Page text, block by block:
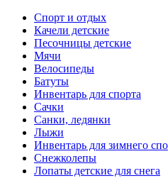
Спорт и отдых
Качели детские
Песочницы детские
Мячи
Велосипеды
Батуты
Инвентарь для спорта
Сачки
Санки, ледянки
Лыжи
Инвентарь для зимнего
Снежколепы
Лопаты детские для снега